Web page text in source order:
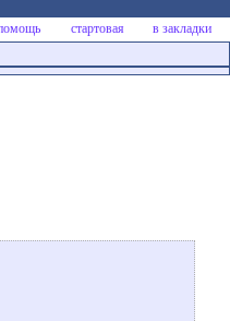
стартовая
в закладки